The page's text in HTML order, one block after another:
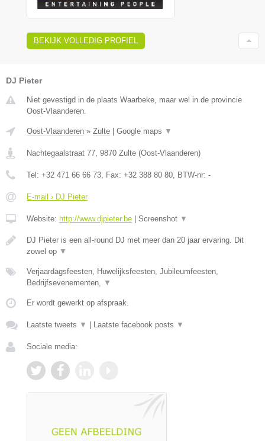
BEKIJK VOLLEDIG PROFIEL
DJ Pieter
Niet gevestigd in de plaats Waarbeke, maar wel in de provincie
Oost-Vlaanderen.
Oost-Vlaanderen » Zulte | Google maps ▼
Nachtegaalstraat 77 9870 Zulte (Oost-Vlaanderen)
Tel: +32 471 66 66 73 , Fax: +32 388 80 80 , BTW-nr: -
E-mail › DJ Pieter
Website: http://www.djpieter.be | Screenshot ▼
DJ Pieter is een all-round DJ met meer dan 20 jaar ervaring. Dit
zowel op ▼
Verjaardagsfeesten, Huwelijksfeesten, Jubileumfeesten,
Bedrijfsevenementen,
▼
Er wordt gewerkt op afspraak.
Laatste tweets ▼ | Laatste facebook posts ▼
Sociale media: